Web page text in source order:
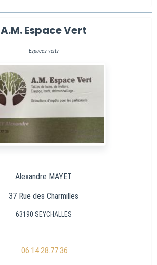
A.M. Espace Vert
Espaces verts
Alexandre MAYET
37 Rue des Charmilles
63190 SEYCHALLES
06.14.28.77.36